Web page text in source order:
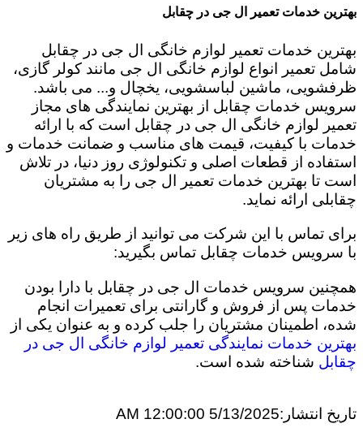
بهترین خدمات تعمیر ال جی در چقابل
بهترین خدمات تعمیر لوازم خانگی ال جی در چقابل
شامل تعمیر انواع لوازم خانگی ال جی مانند کولر گازی،
ظرفشویی، ماشین لباسشویی، یخچال و... می باشد.
سرویس خدمات چقابل از بهترین نمایندگی های مجاز
تعمیر لوازم خانگی ال جی در چقابل است که با ارائه
خدمات با کیفیت، قیمت های مناسب و ضمانت خدمات و
استفاده از قطعات اصلی و تکنولوژی روز دنیا، در تلاش
است تا بهترین خدمات تعمیر ال جی را به مشتریان
چقابلی ارائه نماید.
برای تماس با این شرکت می توانید از طریق راه های زیر
با سرویس خدمات چقابل تماس بگیرید:
همچنین سرویس خدمات ال جی در چقابل با دارا بودن
خدمات پس از فروش و گارانتی برای تعمیرات انجام
شده، اطمینان مشتریان را جلب کرده و به عنوان یکی از
بهترین خدمات نمایندگی تعمیر لوازم خانگی ال جی در
چقابل شناخته شده است.
تاریخ انتشار:5/13/2025 12:00:00 AM